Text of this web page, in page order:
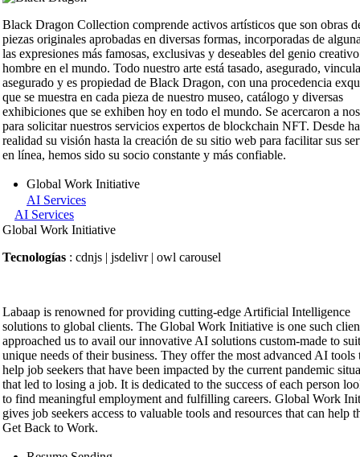
Black Dragon Collection comprende activos artísticos que son obras
piezas originales aprobadas en diversas formas, incorporadas de
las expresiones más famosas, exclusivas y deseables del genio
hombre en el mundo. Todo nuestro arte está tasado, asegurado,
asegurado y es propiedad de Black Dragon, con una procedencia
que se muestra en cada pieza de nuestro museo, catálogo y diversas
exhibiciones que se exhiben hoy en todo el mundo. Se acercaron a
para solicitar nuestros servicios expertos de blockchain NFT. Desde
realidad su visión hasta la creación de su sitio web para facilitar sus
en línea, hemos sido su socio constante y más confiable.
Global Work Initiative
AI Services
AI Services
Global Work Initiative
Tecnologías : cdnjs | jsdelivr | owl carousel
Labaap is renowned for providing cutting-edge Artificial Intelligence
solutions to global clients. The Global Work Initiative is one such
approached us to avail our innovative AI solutions custom-made to
unique needs of their business. They offer the most advanced AI tools
help job seekers that have been impacted by the current pandemic
that led to losing a job. It is dedicated to the success of each person
to find meaningful employment and fulfilling careers. Global Work
gives job seekers access to valuable tools and resources that can help
Get Back to Work.